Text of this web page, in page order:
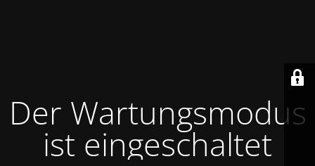
Der Wartungsmodus
ist eingeschaltet